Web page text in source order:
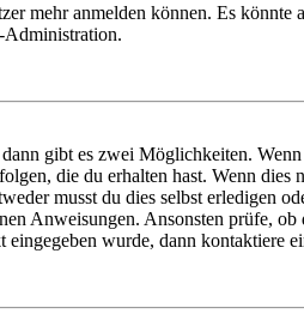
mehr anmelden können. Es könnte
Administration.
gibt es zwei Möglichkeiten. Wenn
die du erhalten hast. Wenn
musst du dies selbst erledigen
Anweisungen. Ansonsten prüfe,
wurde, dann kontaktiere